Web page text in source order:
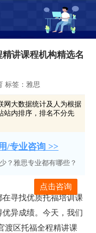
讲课程机构精选名
标签：雅思
网大数据统计及人为根据
站内排序，排名不分先
/专业咨询 >>
？雅思专业都有哪些？
点击咨询
寻找优质托福培训课
异成绩。今天，我们
渡区托福全程精讲课